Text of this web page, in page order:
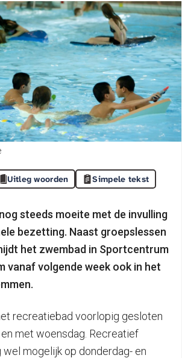
Uitleg woorden Simpele tekst
steeds moeite met de invulling
bezetting. Naast groepslessen
het zwembad in Sportcentrum
vanaf volgende week ook in het
recreatiebad voorlopig gesloten
met woensdag. Recreatief
mogelijk op donderdag- en